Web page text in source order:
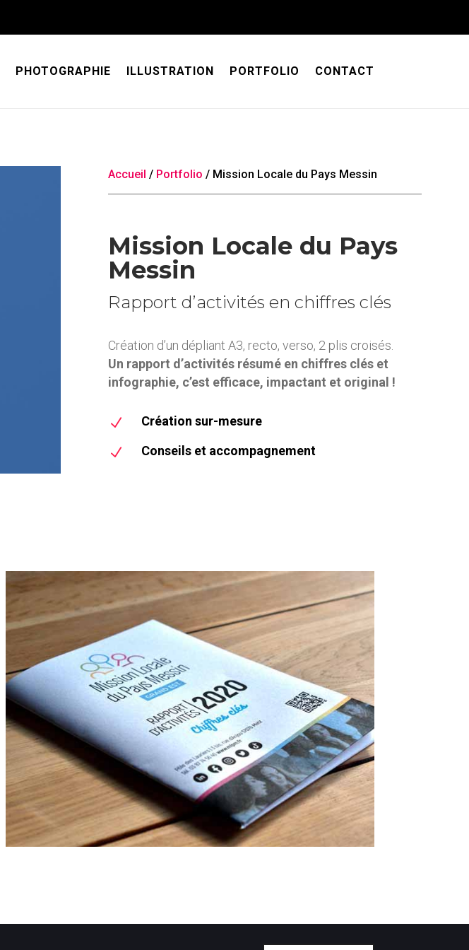
PHOTOGRAPHIE ILLUSTRATION PORTFOLIO CONTACT
Accueil / Portfolio / Mission Locale du Pays Messin
Mission Locale du Pays
Messin
Rapport d’activités en chiffres clés
Création d’un dépliant A3, recto, verso, 2 plis croisés.
Un rapport d’activités résumé en chiffres clés et
infographie, c’est efficace, impactant et original !
N Création sur-mesure
N Conseils et accompagnement